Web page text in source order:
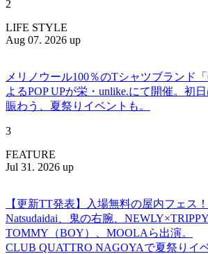
2
LIFE STYLE
Aug 07. 2026 up
メリノウール100％のTシャツブランド
よるPOP UPが栄・unlike.にて開催。初
賑わう、夏祭りイベントも。
3
FEATURE
Jul 31. 2026 up
【更新TT発表】入場無料の屋内フェス！
Natsudaidai、鬼の右腕、
TOMMY（BOY）、MOOLAら出演。
CLUB QUATTRO NAGOYAで夏祭りイ